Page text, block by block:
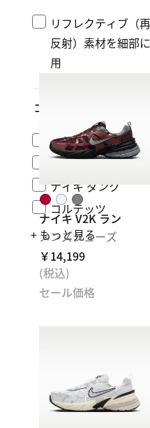
リフレクティブ（
反射）素材を細部
用
コレクション
エア フォース 1
エア マックス
ナイキ ダンク
コルテッツ
+ もっと見る
ナイキ V2K ラン
メンズシューズ
￥14,199
(税込)
セール価格